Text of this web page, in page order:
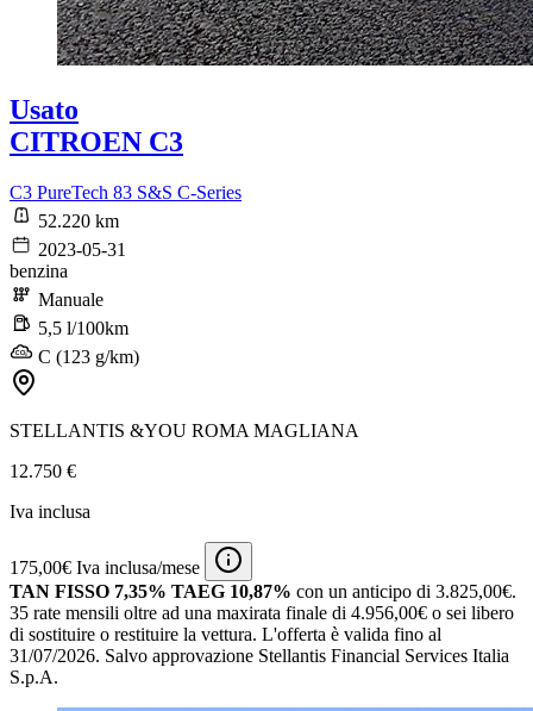
Usato
CITROEN C3
C3 PureTech 83 S&S C-Series
52.220 km
2023-05-31
benzina
Manuale
5,5 l/100km
C (123 g/km)
STELLANTIS &YOU ROMA MAGLIANA
12.750 €
Iva inclusa
175,00€ Iva inclusa/mese
TAN FISSO 7,35% TAEG 10,87% con un anticipo di 3.825,00€.
35 rate mensili oltre ad una maxirata finale di 4.956,00€ o sei libero
di sostituire o restituire la vettura. L'offerta è valida fino al
31/07/2026. Salvo approvazione Stellantis Financial Services Italia
S.p.A.